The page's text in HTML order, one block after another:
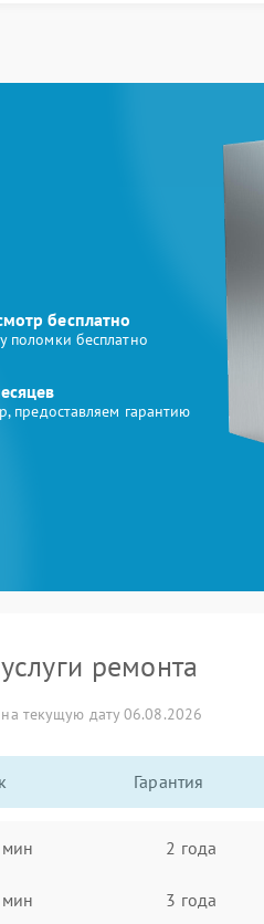
бесплатно
поломки бесплатно
предоставляем гарантию
ремонта
текущую дату 06.08.2026
Гарантия
2 года
3 года